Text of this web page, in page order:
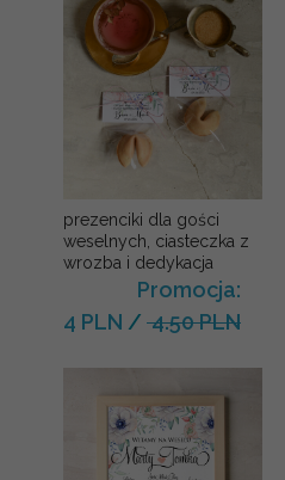
prezenciki dla gości
weselnych, ciasteczka z
wrozba i dedykacja
Promocja:
4 PLN / 4.50 PLN